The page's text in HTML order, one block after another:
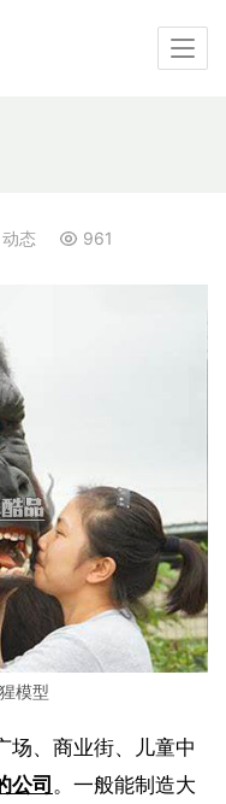
态 961
模型
场、商业街、儿童中
公司 。一般能制造大